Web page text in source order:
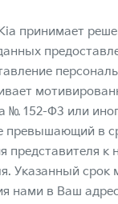
принимает
№ 152-ФЗ или
превышающий в
представителя к
Указанный
нами в Ваш